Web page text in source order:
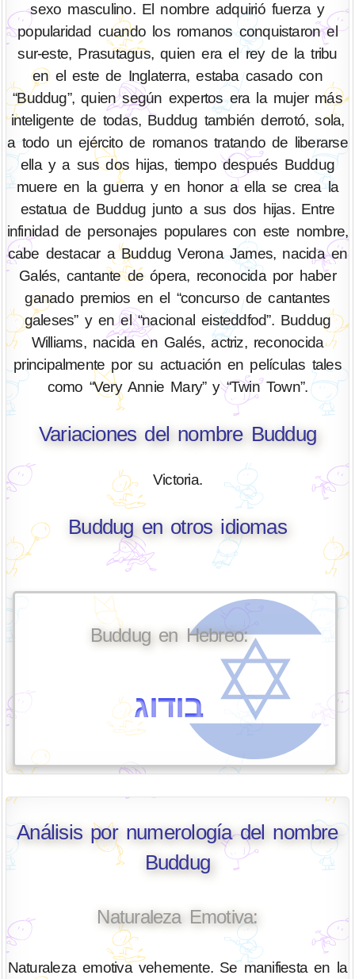
sexo masculino. El nombre adquirió fuerza y
popularidad cuando los romanos conquistaron el
sur-este, Prasutagus, quien era el rey de la tribu
en el este de Inglaterra, estaba casado con
“Buddug”, quien según expertos era la mujer más
inteligente de todas, Buddug también derrotó, sola,
a todo un ejército de romanos tratando de liberarse
ella y a sus dos hijas, tiempo después Buddug
muere en la guerra y en honor a ella se crea la
estatua de Buddug junto a sus dos hijas. Entre
infinidad de personajes populares con este nombre,
cabe destacar a Buddug Verona James, nacida en
Galés, cantante de ópera, reconocida por haber
ganado premios en el “concurso de cantantes
galeses” y en el “nacional eisteddfod”. Buddug
Williams, nacida en Galés, actriz, reconocida
principalmente por su actuación en películas tales
como “Very Annie Mary” y “Twin Town”.
Variaciones del nombre Buddug
Victoria.
Buddug en otros idiomas
Buddug en Hebreo:
בודוג
Análisis por numerología del nombre
Buddug
Naturaleza Emotiva:
Naturaleza emotiva vehemente. Se manifiesta en la